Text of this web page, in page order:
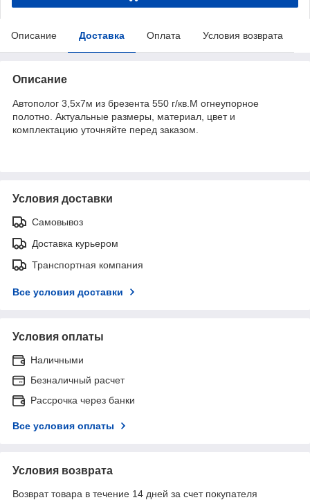
Описание Доставка Оплата Условия возврата
Описание
Автополог 3,5х7м из брезента 550 г/кв.М огнеупорное
полотно. Актуальные размеры, материал, цвет и
комплектацию уточняйте перед заказом.
Условия доставки
Самовывоз
Доставка курьером
Транспортная компания
Все условия доставки
Условия оплаты
Наличными
Безналичный расчет
Рассрочка через банки
Все условия оплаты
Условия возврата
Возврат товара в течение 14 дней за счет покупателя